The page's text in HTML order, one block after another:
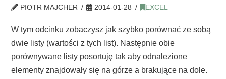
PIOTR MAJCHER 2014-01-28 EXCEL
W tym odcinku zobaczysz jak szybko porównać ze sobą
dwie listy (wartości z tych list). Następnie obie
porównywane listy posortuję tak aby odnalezione
elementy znajdowały się na górze a brakujące na dole.